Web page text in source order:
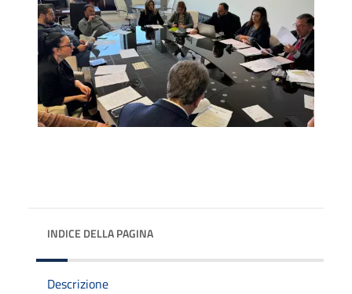
INDICE DELLA PAGINA
Descrizione